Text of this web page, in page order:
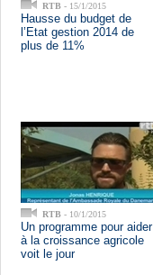
RTB - 15/1/2015
Hausse du budget de
l’Etat gestion 2014 de
plus de 11%
RTB - 10/1/2015
Un programme pour aider
à la croissance agricole
voit le jour